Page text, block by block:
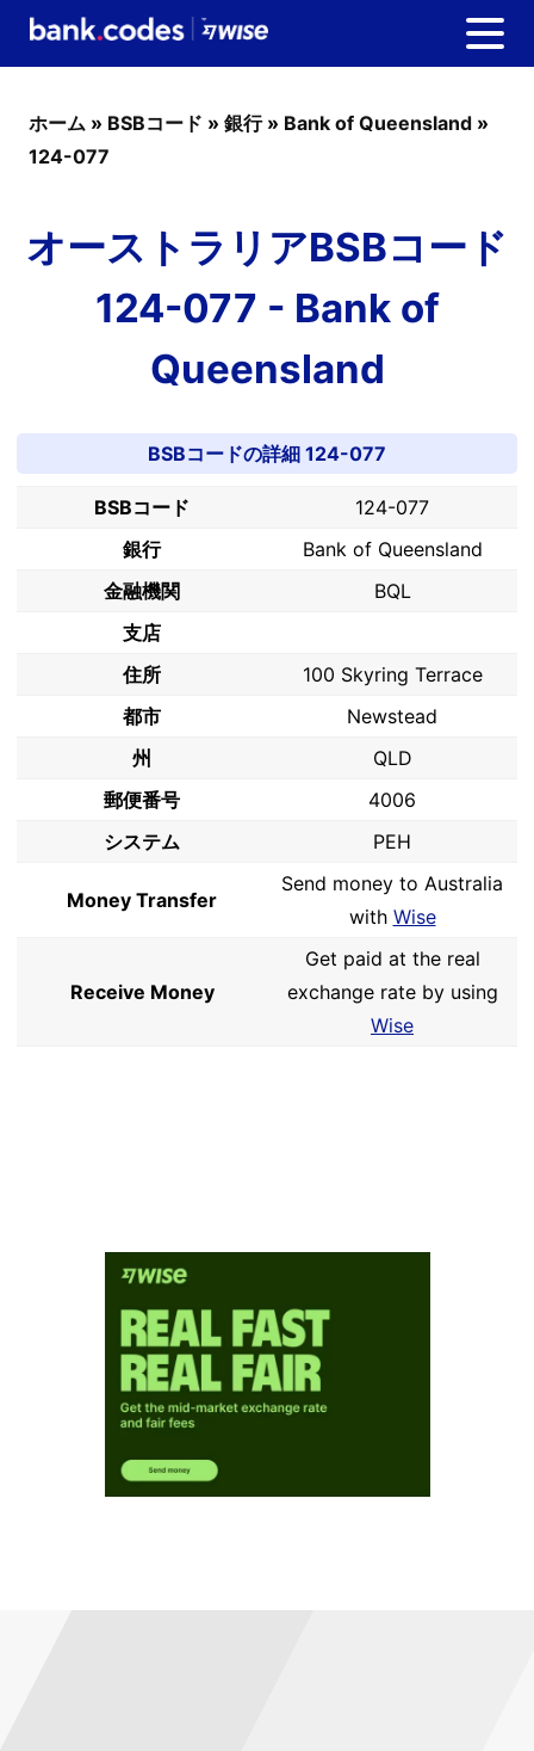
ホーム » BSBコード » 銀行» Bank of Queensland »
124-077
オーストラリアBSBコード
124-077 - Bank of
Queensland
BSBコードの詳細 124-077
BSBコード
124-077
銀行
Bank of Queensland
金融機関
BQL
支店
住所
100 Skyring Terrace
都市
Newstead
州
QLD
郵便番号
4006
システム
PEH
Money Transfer
Send money to Australia
with Wise
Receive Money
Get paid at the real
exchange rate by using
Wise